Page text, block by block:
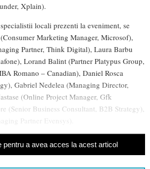
Xplain).
locali prezenti la eveniment, se
Marketing Manager, Microsof),
Partner, Think Digital), Laura Barbu
Lorand Balint (Partner Platypus Group,
Romano – Canadian), Daniel Rosca
Gabriel Nedelea (Managing Director,
(Online Project Manager, Gfk
(Senior Business Consultant, B2B Strategy),
Partner Evensys).
pentru a avea acces la acest articol